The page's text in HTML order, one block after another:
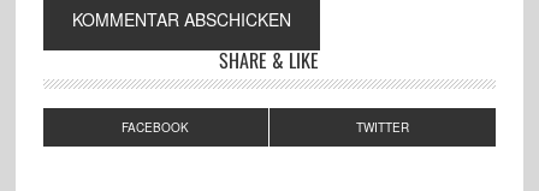
SHARE & LIKE
FACEBOOK TWITTER